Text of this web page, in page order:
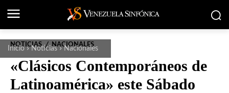
Inicio Noticias Nacionales
NOTICIAS NACIONALES
«Clásicos Contemporáneos de
Latinoamérica» este Sábado